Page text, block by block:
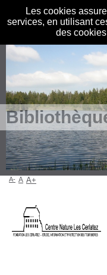
Les cookies
services, en utilisant
des
A- A A+